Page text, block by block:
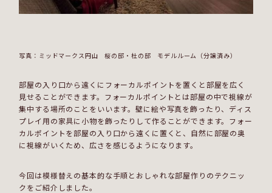
写真：ミッドマークス円山 桜の邸・杜の邸 モデルルーム（分譲済み）
部屋の入り口から遠くにフォーカルポイントを置くと部屋を広く
見せることができます。フォーカルポイントとは部屋の中で視線が
集中する場所のことをいいます。壁に絵や写真を飾ったり、ディス
プレイ用の家具に小物を飾ったりして作ることができます。フォー
カルポイントを部屋の入り口から遠くに置くと、自然に部屋の奥
に視線がいくため、広さを感じるようになります。
今回は模様替えの基本的な手順とおしゃれな部屋作りのテクニッ
クをご紹介しました。